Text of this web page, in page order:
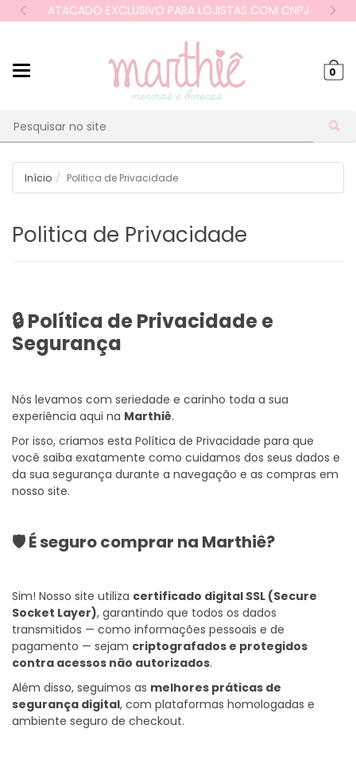
ATACADO EXCLUSIVO PARA LOJISTAS COM CNPJ
0
Início Politica de Privacidade
Politica de Privacidade
🔒 Política de Privacidade e
Segurança
Nós levamos com seriedade e carinho toda a sua
experiência aqui na Marthiê.
Por isso, criamos esta Política de Privacidade para que
você saiba exatamente como cuidamos dos seus dados e
da sua segurança durante a navegação e as compras em
nosso site.
🛡️ É seguro comprar na Marthiê?
Sim! Nosso site utiliza certificado digital SSL (Secure
Socket Layer), garantindo que todos os dados
transmitidos — como informações pessoais e de
pagamento — sejam criptografados e protegidos
contra acessos não autorizados.
Além disso, seguimos as melhores práticas de
segurança digital, com plataformas homologadas e
ambiente seguro de checkout.